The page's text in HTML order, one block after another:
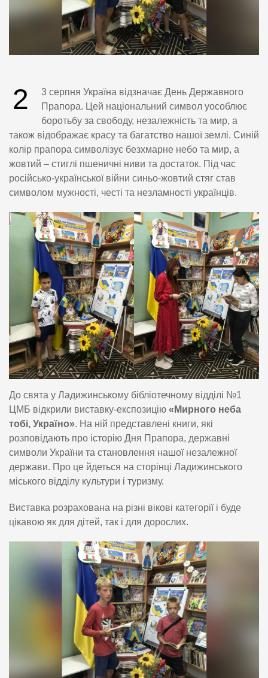
2
3 серпня Україна відзначає День Державного
Прапора. Цей національний символ уособлює
боротьбу за свободу, незалежність та мир, а
також відображає красу та багатство нашої землі. Синій
колір прапора символізує безхмарне небо та мир, а
жовтий – стиглі пшеничні ниви та достаток. Під час
російсько-української війни синьо-жовтий стяг став
символом мужності, честі та незламності українців.
До свята у Ладижинському бібліотечному відділі №1
ЦМБ відкрили виставку-експозицію «Мирного неба
тобі, Україно». На ній представлені книги, які
розповідають про історію Дня Прапора, державні
символи України та становлення нашої незалежної
держави. Про це йдеться на сторінці Ладижинського
міського відділу культури і туризму.
Виставка розрахована на різні вікові категорії і буде
цікавою як для дітей, так і для дорослих.